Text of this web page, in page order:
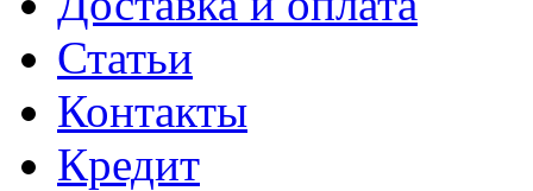
Статьи
Контакты
Кредит